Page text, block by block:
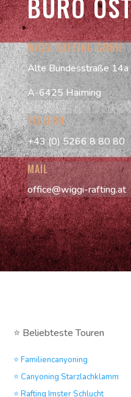
WIGGI RAFTING GMBH
Alte Bundesstraße 14a
A-6425 Haiming
TELEFON
+43 (0) 5266 8 80 80
MAIL
office@wiggi-rafting.at
⭐ Beliebteste Touren
⭐ Familiencanyoning
⭐ Canyoning Starzlachklamm
⭐ Rafting Imster Schlucht